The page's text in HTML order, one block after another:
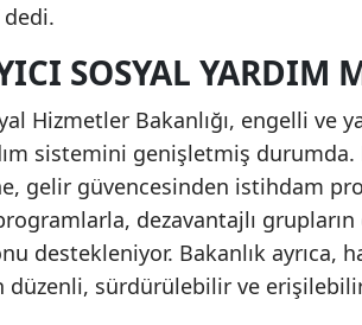
SOSYAL YARDIM
Hizmetler Bakanlığı, engelli ve
sistemini genişletmiş
gelir güvencesinden istihdam
dezavantajlı
destekleniyor. Bakanlık ayrıca,
düzenli, sürdürülebilir ve